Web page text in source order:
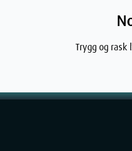
Trygg og rask